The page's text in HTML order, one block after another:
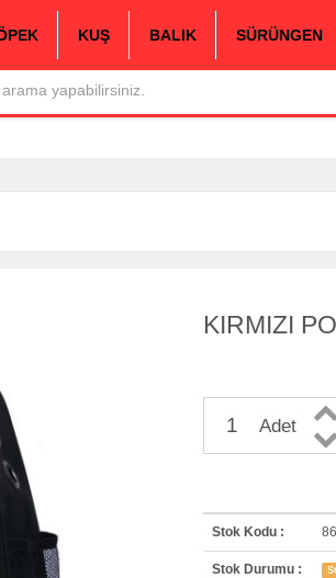
KUŞ BALIK SÜRÜNGEN
KIRMIZI
Adet
Stok Kodu :
Stok Durumu :